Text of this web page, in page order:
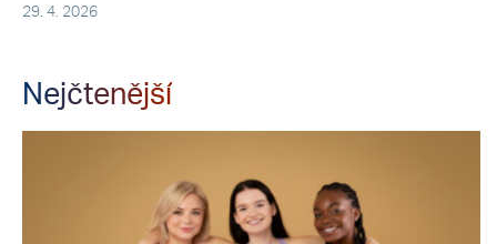
29. 4. 2026
Nejčtenější